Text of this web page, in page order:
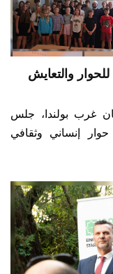
والتعايش
غرب بولندا، جلس
إنساني وثقافي